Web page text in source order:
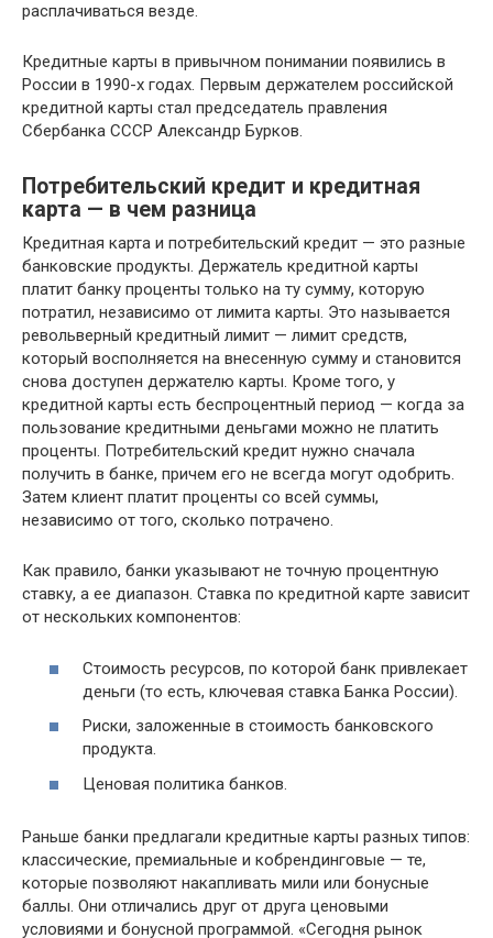
расплачиваться везде.
Кредитные карты в привычном понимании появились в
России в 1990-х годах. Первым держателем российской
кредитной карты стал председатель правления
Сбербанка СССР Александр Бурков.
Потребительский кредит и кредитная
карта — в чем разница
Кредитная карта и потребительский кредит — это разные
банковские продукты. Держатель кредитной карты
платит банку проценты только на ту сумму, которую
потратил, независимо от лимита карты. Это называется
револьверный кредитный лимит — лимит средств,
который восполняется на внесенную сумму и становится
снова доступен держателю карты. Кроме того, у
кредитной карты есть беспроцентный период — когда за
пользование кредитными деньгами можно не платить
проценты. Потребительский кредит нужно сначала
получить в банке, причем его не всегда могут одобрить.
Затем клиент платит проценты со всей суммы,
независимо от того, сколько потрачено.
Как правило, банки указывают не точную процентную
ставку, а ее диапазон. Ставка по кредитной карте зависит
от нескольких компонентов:
Стоимость ресурсов, по которой банк привлекает
деньги (то есть, ключевая ставка Банка России).
Риски, заложенные в стоимость банковского
продукта.
Ценовая политика банков.
Раньше банки предлагали кредитные карты разных типов:
классические, премиальные и кобрендинговые — те,
которые позволяют накапливать мили или бонусные
баллы. Они отличались друг от друга ценовыми
условиями и бонусной программой. «Сегодня рынок